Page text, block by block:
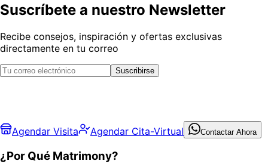
Suscríbete a nuestro Newsletter
Recibe consejos, inspiración y ofertas exclusivas
directamente en tu correo
Suscribirse
Agendar Visita Agendar Cita-Virtual Contactar Ahora
¿Por Qué Matrimony?